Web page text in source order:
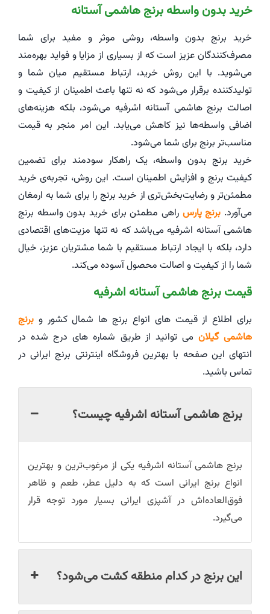
خرید بدون واسطه برنج هاشمی آستانه
خرید برنج بدون واسطه، روشی موثر و مفید برای شما
مصرف‌کنندگان عزیز است که از بسیاری از مزایا و فواید بهره‌مند
می‌شوید. با این روش خرید، ارتباط مستقیم میان شما و
تولیدکننده برقرار می‌شود که نه تنها باعث اطمینان از کیفیت و
اصالت برنج هاشمی آستانه اشرفیه می‌شود، بلکه هزینه‌های
اضافی واسطه‌ها نیز کاهش می‌یابد. این امر منجر به قیمت
مناسب‌تر برنج برای شما می‌شود.
خرید برنج بدون واسطه، یک راهکار سودمند برای تضمین
کیفیت برنج و افزایش اطمینان است. این روش، تجربه‌ی خرید
مطمئن‌تر و رضایت‌بخش‌تری از خرید برنج را برای شما به ارمغان
می‌آورد. برنج پارس راهی مطمئن برای خرید بدون واسطه برنج
هاشمی آستانه اشرفیه می‌باشد که نه‌ تنها مزیت‌های اقتصادی
دارد، بلکه با ایجاد ارتباط مستقیم با شما مشتریان عزیز، خیال
شما را از کیفیت و اصالت محصول آسوده می‌کند.
قیمت برنج هاشمی آستانه اشرفیه
برای اطلاع از قیمت های انواع برنج ها شمال کشور و برنج
هاشمی گیلان می توانید از طریق شماره های درج شده در
انتهای این صفحه با بهترین فروشگاه اینترنتی برنج ایرانی در
تماس باشید.
برنج هاشمی آستانه اشرفیه چیست؟
برنج هاشمی آستانه اشرفیه یکی از مرغوب‌ترین و بهترین
انواع برنج ایرانی است که به دلیل عطر، طعم و ظاهر
فوق‌العاده‌اش در آشپزی ایرانی بسیار مورد توجه قرار
می‌گیرد.
این برنج در کدام منطقه کشت می‌شود؟